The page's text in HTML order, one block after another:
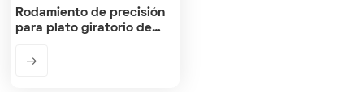
Rodamiento de precisión
para plato giratorio de